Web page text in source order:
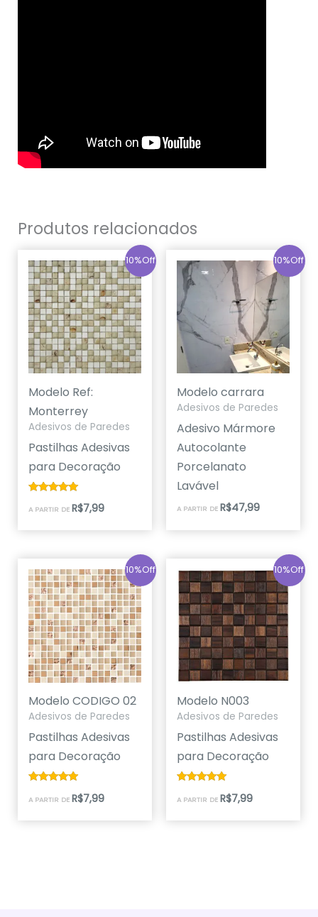
Produtos relacionados
10%Off
Modelo Ref:
Monterrey
Adesivos de Paredes
Pastilhas Adesivas
para Decoração
5.00
A PARTIR DE R$7,99
10%Off
Modelo carrara
Adesivos de Paredes
Adesivo Mármore
Autocolante
Porcelanato
Lavável
A PARTIR DE R$47,99
10%Off
Modelo CODIGO 02
Adesivos de Paredes
Pastilhas Adesivas
para Decoração
5.00
A PARTIR DE R$7,99
10%Off
Modelo N003
Adesivos de Paredes
Pastilhas Adesivas
para Decoração
5.00
A PARTIR DE R$7,99